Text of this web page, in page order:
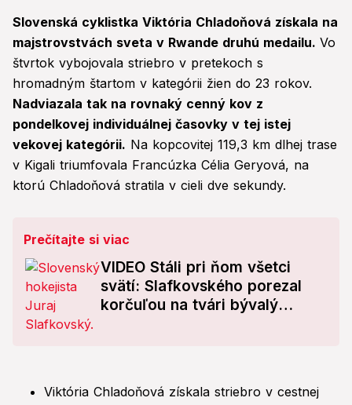
Slovenská cyklistka Viktória Chladoňová získala na
majstrovstvách sveta v Rwande druhú medailu. Vo
štvrtok vybojovala striebro v pretekoch s
hromadným štartom v kategórii žien do 23 rokov.
Nadviazala tak na rovnaký cenný kov z
pondelkovej individuálnej časovky v tej istej
vekovej kategórii. Na kopcovitej 119,3 km dlhej trase
v Kigali triumfovala Francúzka Célia Geryová, na
ktorú Chladoňová stratila v cieli dve sekundy.
Prečítajte si viac
VIDEO Stáli pri ňom všetci
svätí: Slafkovského porezal
korčuľou na tvári bývalý
Viktória Chladoňová získala striebro v cestnej